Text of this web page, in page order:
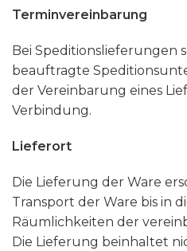
Terminvereinbarung
Bei Speditionslieferungen
beauftragte
der Vereinbarung eines
Verbindung.
Lieferort
Die Lieferung der Ware
Transport der Ware bis in
Räumlichkeiten der
Die Lieferung beinhaltet